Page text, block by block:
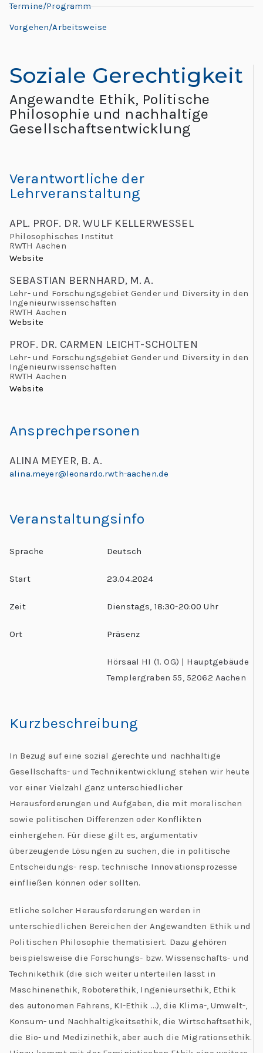
n
a
r
o
“
L
e:
M
e
e
g
G
o
h
n
g
Soziale Gerechtigkeit
Angewandte Ethik, Politische
Philosophie und nachhaltige
Gesellschaftsentwicklung
Verantwortliche der
Lehrveranstaltung
APL. PROF. DR. WULF KELLERWESSEL
Philosophisches Institut
RWTH Aachen
Website
SEBASTIAN BERNHARD, M. A.
Lehr- und Forschungsgebiet Gender und Diversity in den
Ingenieurwissenschaften
RWTH Aachen
Website
PROF. DR. CARMEN LEICHT-SCHOLTEN
Lehr- und Forschungsgebiet Gender und Diversity in den
Ingenieurwissenschaften
RWTH Aachen
Website
Ansprechpersonen
ALINA MEYER, B. A.
alina.meyer@leonardo.rwth-aachen.de
Veranstaltungsinfo
Sprache Deutsch
Start 23.04.2024
Zeit Dienstags, 18:30-20:00 Uhr
Ort Präsenz
Hörsaal HI (1. OG) | Hauptgebäude
Templergraben 55, 52062 Aachen
Kurzbeschreibung
In Bezug auf eine sozial gerechte und nachhaltige
Gesellschafts- und Technikentwicklung stehen wir heute
vor einer Vielzahl ganz unterschiedlicher
Herausforderungen und Aufgaben, die mit moralischen
sowie politischen Differenzen oder Konflikten
einhergehen. Für diese gilt es, argumentativ
überzeugende Lösungen zu suchen, die in politische
Entscheidungs- resp. technische Innovationsprozesse
einfließen können oder sollten.
Etliche solcher Herausforderungen werden in
unterschiedlichen Bereichen der Angewandten Ethik und
Politischen Philosophie thematisiert. Dazu gehören
beispielsweise die Forschungs- bzw. Wissenschafts- und
Technikethik (die sich weiter unterteilen lässt in
Maschinenethik, Roboterethik, Ingenieursethik, Ethik
des autonomen Fahrens, KI-Ethik …), die Klima-, Umwelt-,
Konsum- und Nachhaltigkeitsethik, die Wirtschaftsethik,
die Bio- und Medizinethik, aber auch die Migrationsethik.
Termine/Programm
Vorgehen/Arbeitsweise